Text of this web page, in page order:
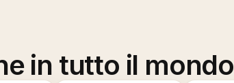
in tutto il mondo